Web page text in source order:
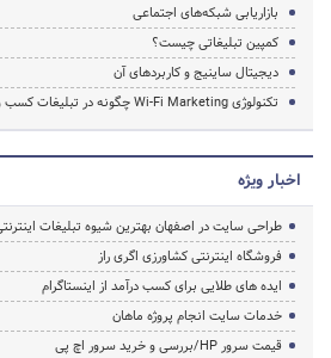
بازاریابی شبکه‌های اجتماعی
کمپین تبلیغاتی چیست؟
دیجیتال ساینیج و کاربردهای آن
تکنولوژی Wi-Fi Marketing چگونه در تبلیغات کسب و کار موثر خواهد بود؟
اخبار ویژه
طراحی سایت در اصفهان بهترین شیوه تبلیغات
فروشگاه اینترنتی کشاورزی اگری راز
ایده های طلایی برای کسب درآمد از اینستاگرام
خدمات سایت انجام پروژه ماهان
قیمت سرور HP/بررسی و خرید سرور اچ پی